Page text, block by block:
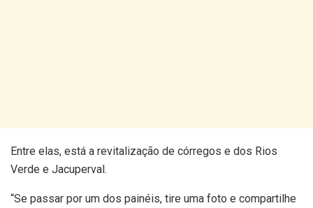
Entre elas, está a revitalização de córregos e dos Rios
Verde e Jacuperval.
“Se passar por um dos painéis, tire uma foto e compartilhe